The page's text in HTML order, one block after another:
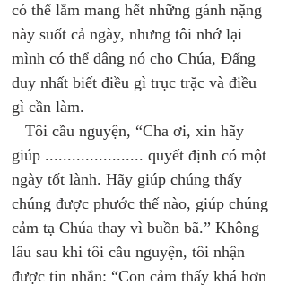
có thể lắm mang hết những gánh nặng
này suốt cả ngày, nhưng tôi nhớ lại
mình có thể dâng nó cho Chúa, Đấng
duy nhất biết điều gì trục trặc và điều
gì cần làm.
Tôi cầu nguyện, “Cha ơi, xin hãy
giúp ...................... quyết định có một
ngày tốt lành. Hãy giúp chúng thấy
chúng được phước thế nào, giúp chúng
cảm tạ Chúa thay vì buồn bã.” Không
lâu sau khi tôi cầu nguyện, tôi nhận
được tin nhắn: “Con cảm thấy khá hơn